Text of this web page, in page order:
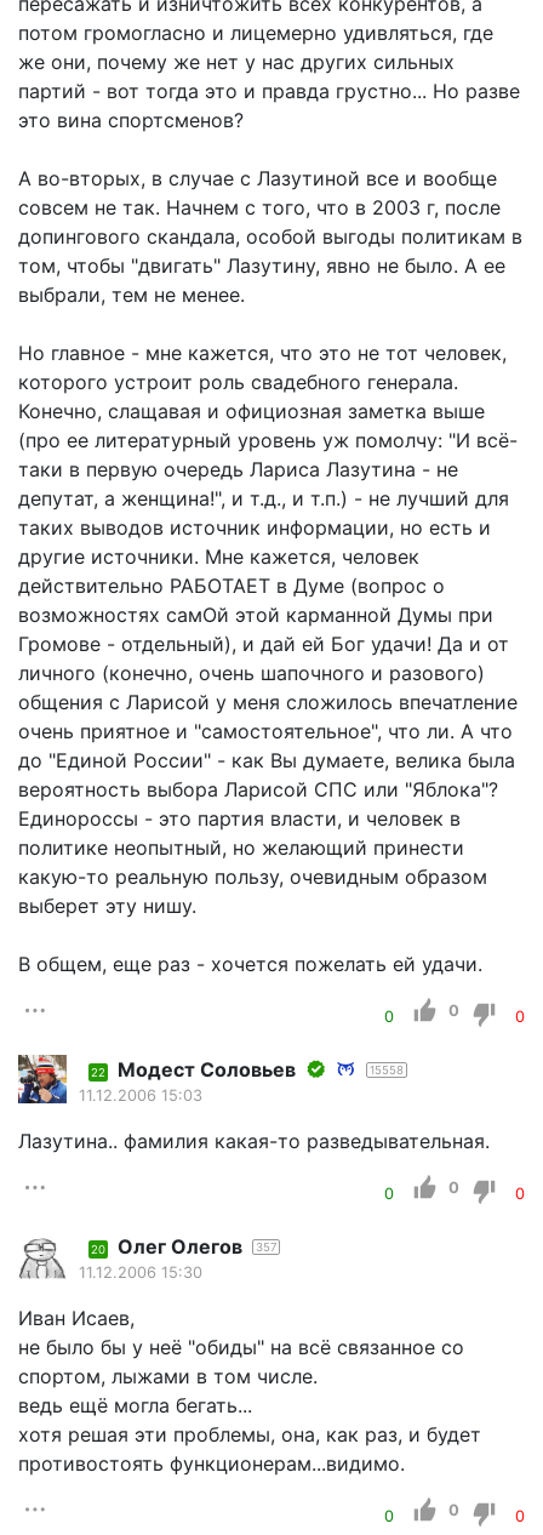
потом громогласно и лицемерно удивляться, где
же они, почему же нет у нас других сильных
партий - вот тогда это и правда грустно... Но разве
это вина спортсменов?
А во-вторых, в случае с Лазутиной все и вообще
совсем не так. Начнем с того, что в 2003 г, после
допингового скандала, особой выгоды политикам в
том, чтобы "двигать" Лазутину, явно не было. А ее
выбрали, тем не менее.
Но главное - мне кажется, что это не тот человек,
которого устроит роль свадебного генерала.
Конечно, слащавая и официозная заметка выше
(про ее литературный уровень уж помолчу: "И всё-
таки в первую очередь Лариса Лазутина - не
депутат, а женщина!", и т.д., и т.п.) - не лучший для
таких выводов источник информации, но есть и
другие источники. Мне кажется, человек
действительно РАБОТАЕТ в Думе (вопрос о
возможностях самОй этой карманной Думы при
Громове - отдельный), и дай ей Бог удачи! Да и от
личного (конечно, очень шапочного и разового)
общения с Ларисой у меня сложилось впечатление
очень приятное и "самостоятельное", что ли. А что
до "Единой России" - как Вы думаете, велика была
вероятность выбора Ларисой СПС или "Яблока"?
Единороссы - это партия власти, и человек в
политике неопытный, но желающий принести
какую-то реальную пользу, очевидным образом
выберет эту нишу.
В общем, еще раз - хочется пожелать ей удачи.
0 0 0
22 Модест Соловьев 15558
11.12.2006 15:03
Лазутина.. фамилия какая-то разведывательная.
0 0 0
20 Олег Олегов 357
11.12.2006 15:30
Иван Исаев,
не было бы у неё "обиды" на всё связанное со
спортом, лыжами в том числе.
ведь ещё могла бегать...
хотя решая эти проблемы, она, как раз, и будет
противостоять функционерам...видимо.
0 0 0